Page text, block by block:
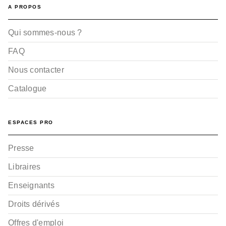
Gene Bride - Tome 01
A PROPOS
Qui sommes-nous ?
FAQ
Nous contacter
Catalogue
ESPACES PRO
Presse
Libraires
Enseignants
Droits dérivés
Offres d'emploi